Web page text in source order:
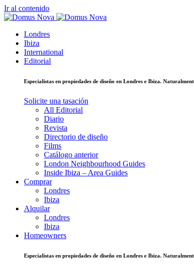
Ir al contenido
Londres
Ibiza
International
Editorial
Especialistas en propiedades de diseño en Londres e Ibiza.
Solicite una tasación
All Editorial
Diario
Revista
Directorio de diseño
Films
Catálogo anterior
London Neighbourhood Guides
Inside Ibiza – Area Guides
Comprar
Londres
Ibiza
Alquilar
Londres
Ibiza
Homeowners
Especialistas en propiedades de diseño en Londres e Ibiza.